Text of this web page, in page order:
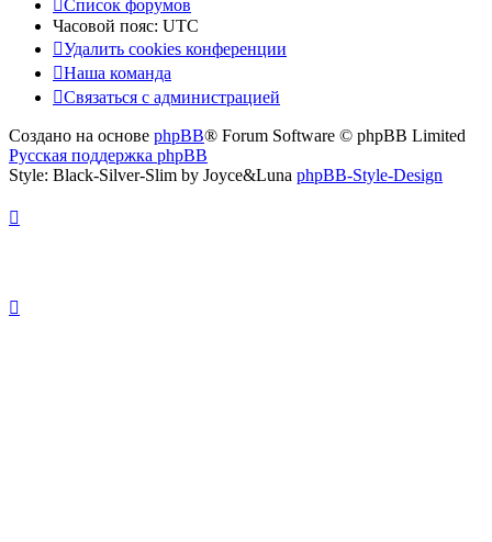
Список форумов
Часовой пояс: UTC
Удалить cookies конференции
Наша команда
Связаться с администрацией
Создано на основе phpBB® Forum Software © phpBB Limited
Русская поддержка phpBB
Style: Black-Silver-Slim by Joyce&Luna phpBB-Style-Design